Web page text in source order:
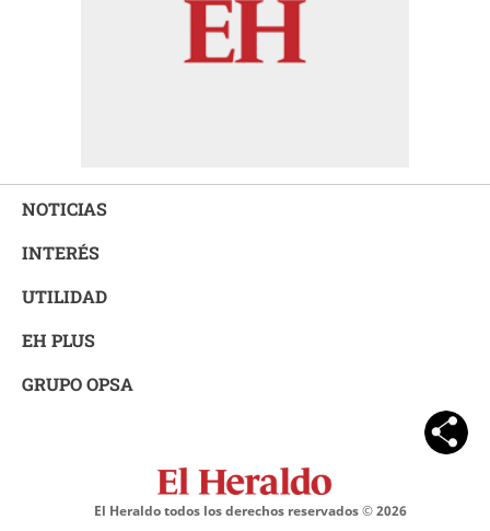
NOTICIAS
INTERÉS
UTILIDAD
EH PLUS
GRUPO OPSA
El Heraldo todos los derechos reservados ©2026